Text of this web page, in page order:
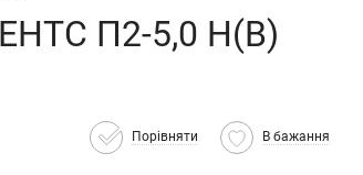
П2-5,0 Н(В)
Порівняти В бажання